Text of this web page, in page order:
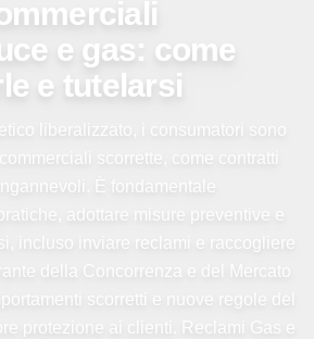
e gas: come
e tutelarsi
liberalizzato, i consumatori sono
scorrette, come contratti
È fondamentale
adottare misure preventive e
incluso inviare reclami e raccogliere
della Concorrenza e del Mercato
scorretti e nuove regole del
protezione ai clienti. Reclami Gas e